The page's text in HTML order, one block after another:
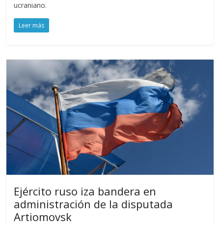
ucraniano.
Leer más
Ejército ruso iza bandera en
administración de la disputada
Artiomovsk